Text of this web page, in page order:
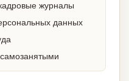
журналы
данных